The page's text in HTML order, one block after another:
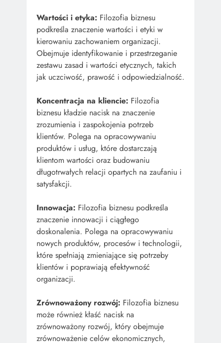
Wartości i etyka: Filozofia biznesu
podkreśla znaczenie wartości i etyki w
kierowaniu zachowaniem organizacji.
Obejmuje identyfikowanie i przestrzeganie
zestawu zasad i wartości etycznych, takich
jak uczciwość, prawość i odpowiedzialność.
Koncentracja na kliencie: Filozofia
biznesu kładzie nacisk na znaczenie
zrozumienia i zaspokojenia potrzeb
klientów. Polega na opracowywaniu
produktów i usług, które dostarczają
klientom wartości oraz budowaniu
długotrwałych relacji opartych na zaufaniu i
satysfakcji.
Innowacja: Filozofia biznesu podkreśla
znaczenie innowacji i ciągłego
doskonalenia. Polega na opracowywaniu
nowych produktów, procesów i technologii,
które spełniają zmieniające się potrzeby
klientów i poprawiają efektywność
organizacji.
Zrównoważony rozwój: Filozofia biznesu
może również kłaść nacisk na
zrównoważony rozwój, który obejmuje
zrównoważenie celów ekonomicznych,